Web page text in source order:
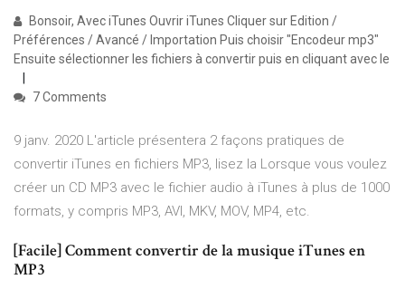
Bonsoir, Avec iTunes Ouvrir iTunes Cliquer sur Edition /
Préférences / Avancé / Importation Puis choisir "Encodeur mp3"
Ensuite sélectionner les fichiers à convertir puis en cliquant avec le
7 Comments
9 janv. 2020 L'article présentera 2 façons pratiques de
convertir iTunes en fichiers MP3, lisez la Lorsque vous voulez
créer un CD MP3 avec le fichier audio à iTunes à plus de 1000
formats, y compris MP3, AVI, MKV, MOV, MP4, etc.
[Facile] Comment convertir de la musique iTunes en
MP3